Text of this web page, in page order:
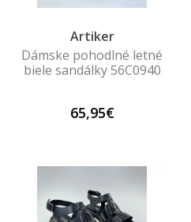
Artiker
Dámske pohodlné letné
biele sandálky 56C0940
65,95€